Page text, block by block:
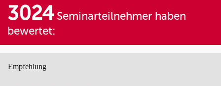
3024Seminarteilnehmer haben
bewertet:
Empfehlung